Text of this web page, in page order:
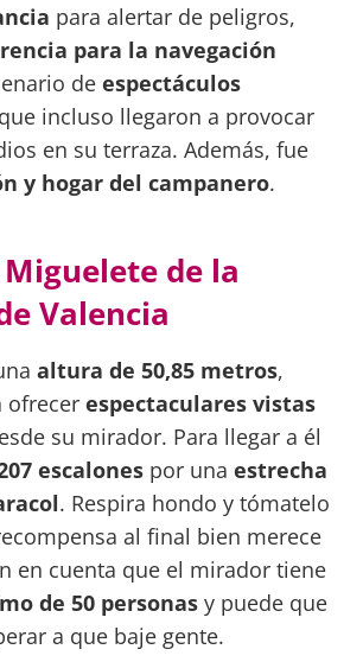
para alertar de peligros,
para la navegación
de espectáculos
incluso llegaron a provocar
en su terraza. Además, fue
y hogar del campanero.
de la
Valencia
altura de 50,85 metros,
ofrecer espectaculares vistas
su mirador. Para llegar a él
escalones por una estrecha
. Respira hondo y tómatelo
al final bien merece
en cuenta que el mirador tiene
de 50 personas y puede que
a que baje gente.